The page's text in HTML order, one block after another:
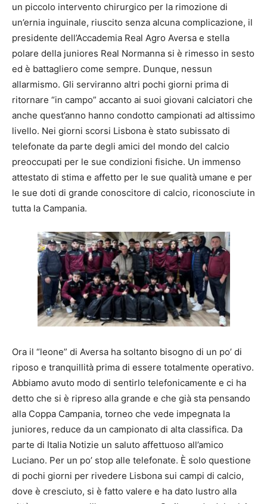
un piccolo intervento chirurgico per la rimozione di
un’ernia inguinale, riuscito senza alcuna complicazione, il
presidente dell’Accademia Real Agro Aversa e stella
polare della juniores Real Normanna si è rimesso in sesto
ed è battagliero come sempre. Dunque, nessun
allarmismo. Gli serviranno altri pochi giorni prima di
ritornare “in campo” accanto ai suoi giovani calciatori che
anche quest’anno hanno condotto campionati ad altissimo
livello. Nei giorni scorsi Lisbona è stato subissato di
telefonate da parte degli amici del mondo del calcio
preoccupati per le sue condizioni fisiche. Un immenso
attestato di stima e affetto per le sue qualità umane e per
le sue doti di grande conoscitore di calcio, riconosciute in
tutta la Campania.
Ora il “leone” di Aversa ha soltanto bisogno di un po’ di
riposo e tranquillità prima di essere totalmente operativo.
Abbiamo avuto modo di sentirlo telefonicamente e ci ha
detto che si è ripreso alla grande e che già sta pensando
alla Coppa Campania, torneo che vede impegnata la
juniores, reduce da un campionato di alta classifica. Da
parte di Italia Notizie un saluto affettuoso all’amico
Luciano. Per un po’ stop alle telefonate. È solo questione
di pochi giorni per rivedere Lisbona sui campi di calcio,
dove è cresciuto, si è fatto valere e ha dato lustro alla